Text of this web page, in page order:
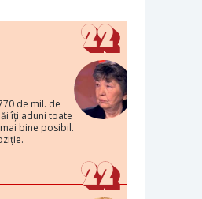
de mil. de
îți aduni toate
bine posibil.